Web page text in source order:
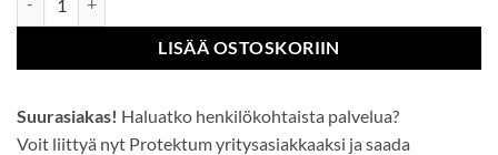
LISÄÄ OSTOSKORIIN
Suurasiakas! Haluatko henkilökohtaista palvelua?
Voit liittyä nyt Protektum yritysasiakkaaksi ja saada